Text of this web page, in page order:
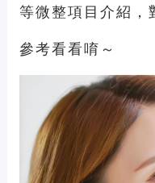
等微整項目介紹，
參考看看唷～